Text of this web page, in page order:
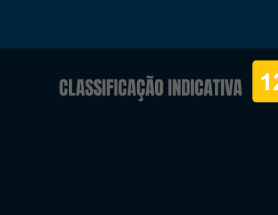
CLASSIFICAÇÃO INDICATIVA